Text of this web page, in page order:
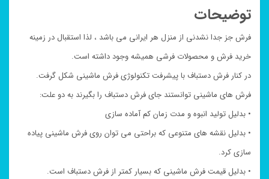
توضیحات
فرش جز جدا نشدنی از منزل هر ایرانی می باشد ، لذا استقبال در زمینه
خرید فرش و محصولات فرشی همیشه وجود داشته است.
در کنار فرش دستباف با پیشرفت تکنولوژی فرش ماشینی شکل گرفت.
فرش های ماشینی توانستند جای فرش دستباف را بگیرند به دو علت:
• بدلیل تولید انبوه و مدت زمان کم آماده سازی
• بدلیل نقشه های متنوعی که براحتی می توان روی فرش ماشینی پیاده
سازی کرد.
• بدلیل قیمت فرش ماشینی که بسیار کمتر از فرش دستباف است.